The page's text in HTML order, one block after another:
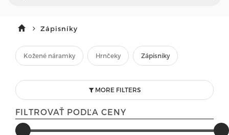
Zápisníky
Kožené náramky Hrnčeky Zápisníky
MORE FILTERS
FILTROVAŤ PODĽA CENY